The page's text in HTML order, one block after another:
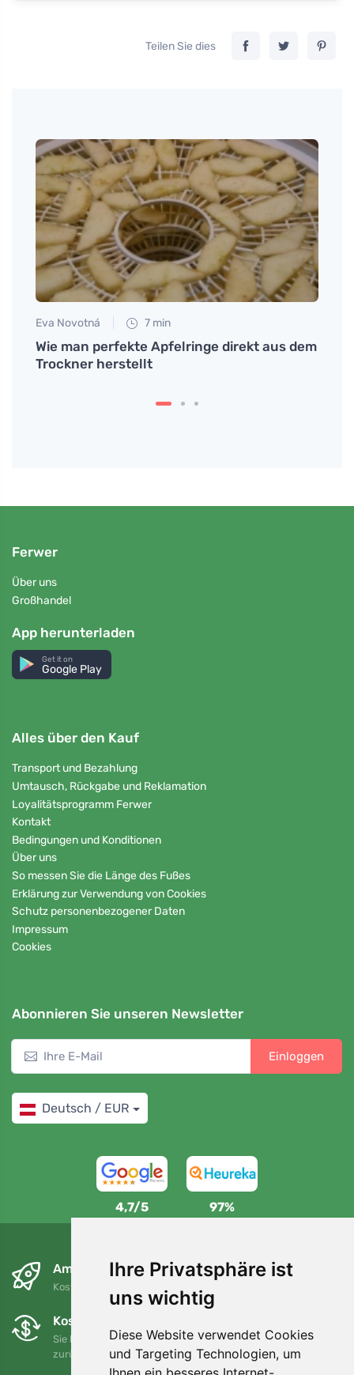
Ihre Privatsphäre ist
uns wichtig
Diese Website verwendet Cookies
und Targeting Technologien, um
Teilen Sie dies
Eva Novotná 7 min
Wie man perfekte Apfelringe direkt aus dem
Trockner herstellt
Ferwer
Über uns
Großhandel
App herunterladen
Get it on
Google Play
Alles über den Kauf
Transport und Bezahlung
Umtausch, Rückgabe und Reklamation
Loyalitätsprogramm Ferwer
Kontakt
Bedingungen und Konditionen
Über uns
So messen Sie die Länge des Fußes
Erklärung zur Verwendung von Cookies
Schutz personenbezogener Daten
Impressum
Cookies
Abonnieren Sie unseren Newsletter
Einloggen
Deutsch / EUR
4,7/5 97%
Am nächsten Tag und kostenlos
Kostenloser Versand für Bestellungen über 80 EUR
Kostenloser Umtausch und Rückgabe
Sie können Ihre Bestellung jederzeit innerhalb von 90 Tagen
zurückgeben oder umtauschen.